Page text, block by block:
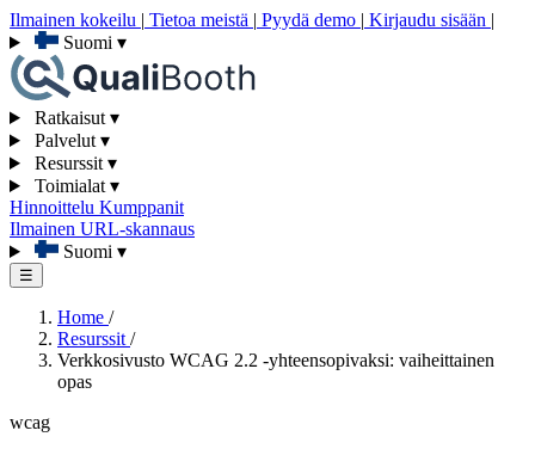
Ilmainen kokeilu | Tietoa meistä | Pyydä demo | Kirjaudu sisään |
Suomi ▾
Ratkaisut ▾
Palvelut ▾
Resurssit ▾
Toimialat ▾
Hinnoittelu Kumppanit
Ilmainen URL-skannaus
Suomi ▾
☰
Home /
Resurssit /
Verkkosivusto WCAG 2.2 -yhteensopivaksi: vaiheittainen
opas
wcag